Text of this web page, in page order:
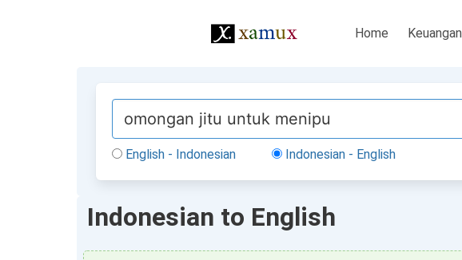
Home Keuangan
English - Indonesian Indonesian - English
Indonesian to English